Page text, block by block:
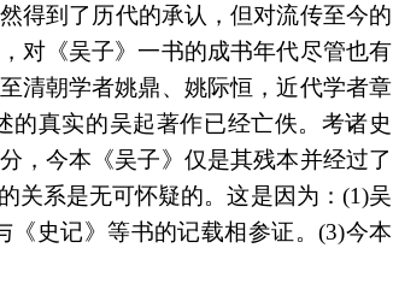
得到了历代的承认，但对流传至今的
对《吴子》一书的成书年代尽管也有
清朝学者姚鼎、姚际恒，近代学者章
真实的吴起著作已经亡佚。考诸史
，今本《吴子》仅是其残本并经过了
关系是无可怀疑的。这是因为： (1)吴
《史记》等书的记载相参证。(3)今本